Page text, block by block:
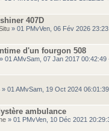
407D
» 01 PMvVen, 06 Fév 2026
d'un fourgon 508
» 01 AMvSam, 07 Jan 2017 00:42:49
» 01 AMvSam, 19 Oct 2024
ambulance
» 01 PMvVen, 10 Déc 2021